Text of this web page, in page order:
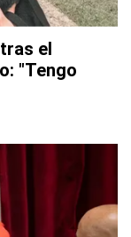
el
"Tengo